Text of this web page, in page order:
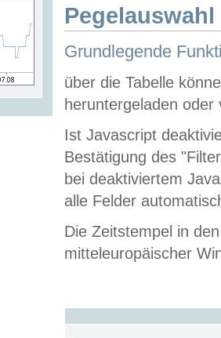
Grundlegende
über die Tabelle
heruntergeladen oder
Ist Javascript
Bestätigung des
bei deaktiviertem
alle Felder
Die Zeitstempel in
mitteleuropäischer